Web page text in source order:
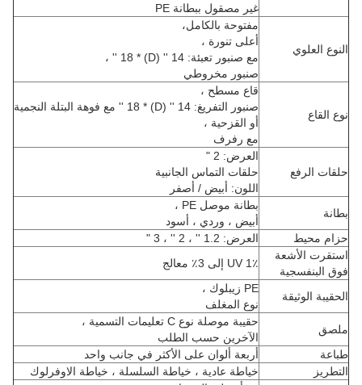
غير مصقول ببطانة PE
النوع العلوي
مفتوحة بالكامل،
أعلى تنورة ،
مع صنبور تعبئة: 14 '' (D) * 18 '' ،
صنبور مخروطي
نوع القاع
قاع مسطح ،
صنبور التفريغ: 14 '' (D) * 18 '' مع فوهة البتلة النجمية
أو القزحية ،
مع رفرف
حلقات الرفع
العرض: 2 "
حلقات التماس الجانبية
اللون: أبيض / أصفر
بطانة
بطانة موصل PE ،
أبيض ، وردي ، أسود
حزام محيط
العرض: 1.2 '' ، 2 '' ، 3 "
استقرت الأشعة
فوق البنفسجية
1٪ UV إلى 3٪ معالج
الحقيبة الوثيقة
PE زيبلوك ،
نوع المغلف
ملصق
حقيبة موصلة نوع C تعليمات التسمية ،
الآخرين حسب الطلب
طباعة
أربعة ألوان على الأكثر في جانب واحد
التطريز
خياطة عادية ، خياطة السلسلة ، خياطة الاوفرلوك